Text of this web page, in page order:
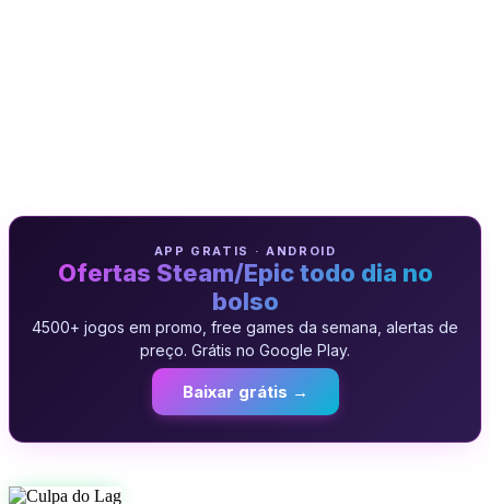
APP GRATIS · ANDROID
Ofertas Steam/Epic todo dia no
bolso
4500+ jogos em promo, free games da semana, alertas de
preço. Grátis no Google Play.
Baixar grátis →